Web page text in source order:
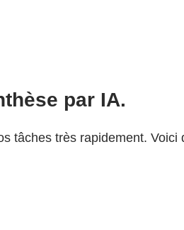
par IA.
tâches très rapidement.